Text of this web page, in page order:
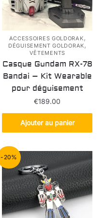
ACCESSOIRES GOLDORAK,
DÉGUISEMENT GOLDORAK,
VÊTEMENTS
Casque Gundam RX-78
Bandai – Kit Wearable
pour déguisement
€189.00
Ajouter au panier
-20%